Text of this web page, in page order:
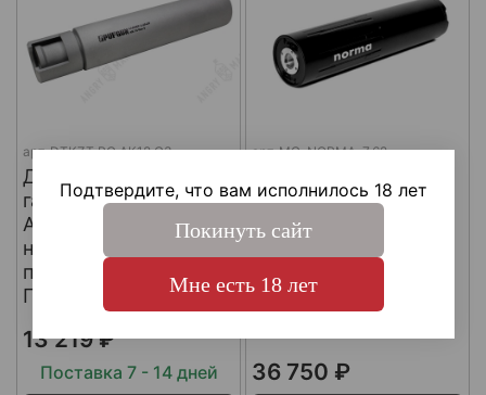
арт.DTKZT PG АК12 G3
ДТКП
газоразгруженный на
АК12 G3 (с
несъемным
пламегасителем) ,
Пафган / PufGun
13 219 ₽
Поставка 7 - 14 дней
арт.MG-NORMA-7.62
газоразгруженный
"NORMA" на
карабины, калибр
30-06, Matilda MG
36 750 ₽
Подтвердите, что вам исполнилось 18 лет
Покинуть сайт
Мне есть 18 лет